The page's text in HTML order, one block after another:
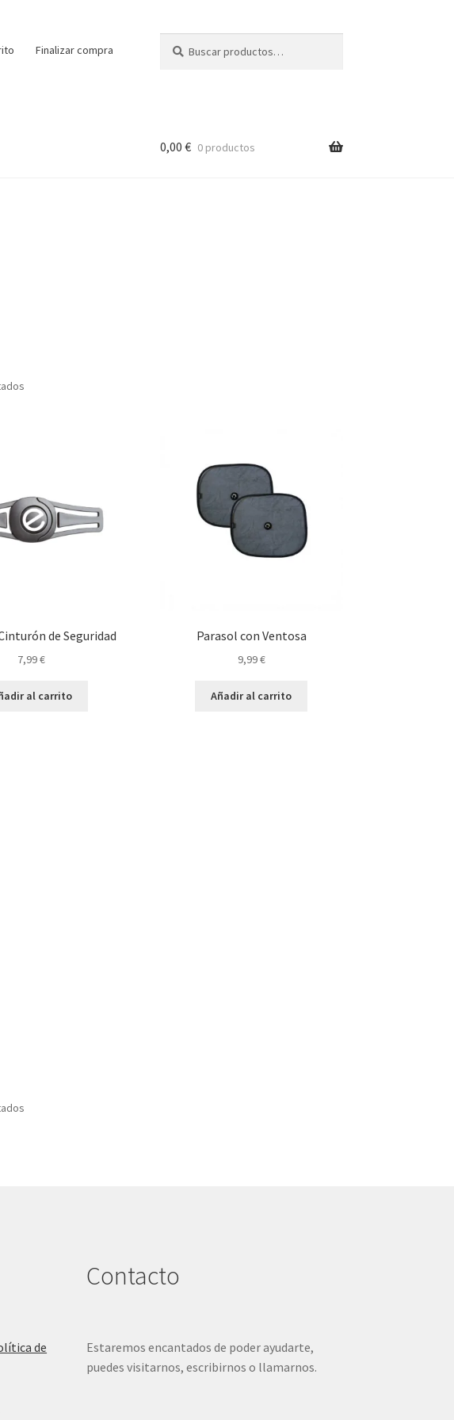
Finalizar compra
por:
0,00 € 0 productos
Ordenado
de Seguridad
7,99€
al carrito
Parasol con Ventosa
9,99€
Añadir al carrito
Ordenado
de
Contacto
Estaremos encantados de poder ayudarte,
puedes visitarnos, escribirnos o llamarnos.